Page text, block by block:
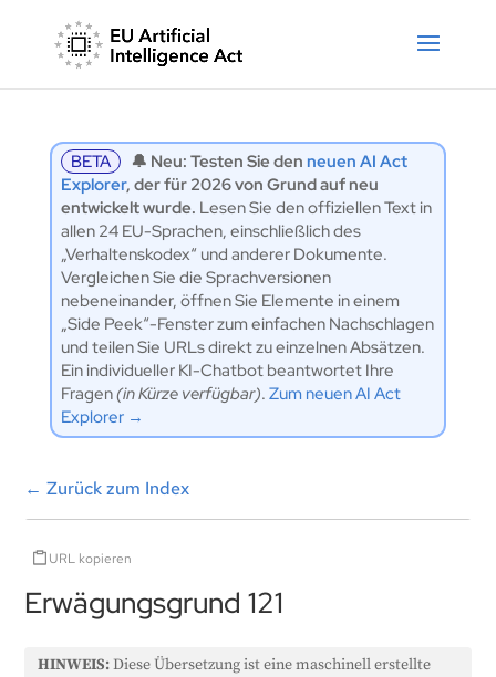
BETA 🔔 Neu: Testen Sie den neuen AI Act
Explorer, der für 2026 von Grund auf neu
entwickelt wurde. Lesen Sie den offiziellen Text in
allen 24 EU-Sprachen, einschließlich des
„Verhaltenskodex“ und anderer Dokumente.
Vergleichen Sie die Sprachversionen
nebeneinander, öffnen Sie Elemente in einem
„Side Peek“-Fenster zum einfachen Nachschlagen
und teilen Sie URLs direkt zu einzelnen Absätzen.
Ein individueller KI-Chatbot beantwortet Ihre
Fragen(in Kürze verfügbar). Zum neuen AI Act
Explorer →
←Zurück zum Index
URL kopieren
Erwägungsgrund 121
HINWEIS:Diese Übersetzung ist eine maschinell erstellte